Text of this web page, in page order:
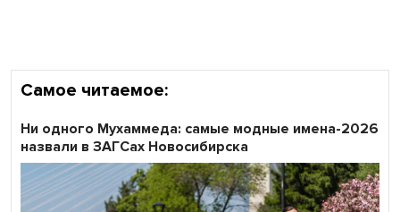
Самое читаемое:
Ни одного Мухаммеда: самые модные имена-2026
назвали в ЗАГСах Новосибирска